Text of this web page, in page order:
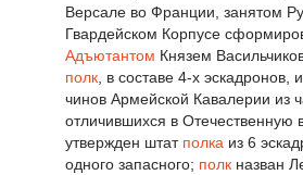
Версале во Франции, занятом
Гвардейском Корпусе
Адъютантом Князем
полк , в составе 4-х
чинов Армейской Кавалерии из
отличившихся в Отечественную
утвержден штат полка из 6
одного запасного; полк назван